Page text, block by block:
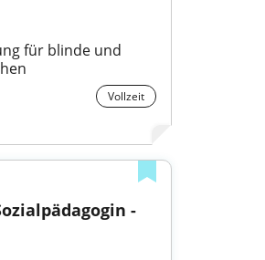
für blinde und
Vollzeit
Sozialpädagoge / Sozialpädagogin -